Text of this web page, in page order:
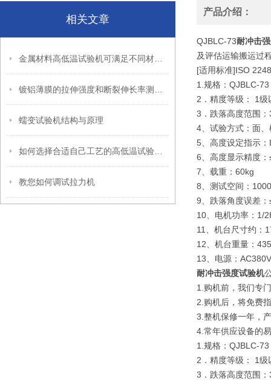
相关文章
蠕变试验机结构与原理
教您如何调试拉力机
产品介绍：
QJBLC-73耐冲击
及评估运输搬运过
[适用标准]ISO
1.规格：QJBLC-73
2．精度等级： 1级
3．跌落高度范围
4、试验方式：面
5、高度设定指示
6、高度显示精度
7、载重：60kg
8、测试空间：
9、跌落角度误差：
10、电机功率：1/
11、机台尺寸约：
12、机台重量：
13、电源：
耐冲击强度试验机
1.购机前，我们专
2.购机后，将免费
3.整机保修一年，
4.常年供应设备的
1.规格：QJBLC-73
2．精度等级： 1级
3．跌落高度范围